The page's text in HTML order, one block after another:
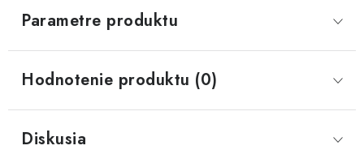
SEGWAY SNARLER AT6 AT5
Podmienky ochrany osobných údajov
Všeobecné obchodné podmienky
Reklamačný poriadok - formulár
Kontakt
Parametre produktu
Hodnotenie produktu (0)
Diskusia